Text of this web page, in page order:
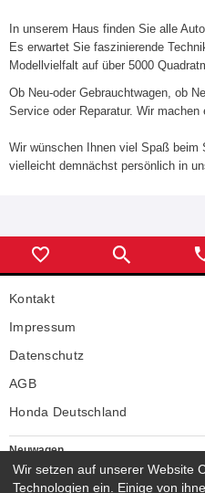
Zur Motorradseite
In unserem Haus finden Sie alle
Es erwartet Sie faszinierende
Modellvielfalt auf über 5000
Ob Neu-oder Gebrauchtwagen, ob
Service oder Reparatur. Wir machen
Wir wünschen Ihnen viel Spaß beim
vielleicht demnächst persönlich in
Kontakt
Impressum
Datenschutz
AGB
Honda Deutschland
Neuwagen
Honda Neuwagen
Wir setzen auf unserer Website
Technologien ein. Einige von